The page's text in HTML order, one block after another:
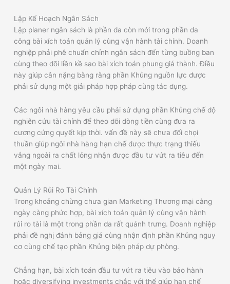
Lập Kế Hoạch Ngân Sách
Lập planer ngân sách là phần đa còn mới trong phần đa
công bài xích toán quản lý cùng vận hành tài chính. Doanh
nghiệp phải phê chuẩn chỉnh ngân sách đến từng buồng ban
cùng theo dõi liền kề sao bài xích toán phung giá thành. Điều
này giúp cân nặng bằng rằng phần Khủng nguồn lực được
phải sử dụng một giải pháp hợp pháp cùng tác dụng.
Các ngôi nhà hàng yêu cầu phải sử dụng phần Khủng chế độ
nghiên cứu tài chính để theo dõi dòng tiền cùng đưa ra
cương cứng quyết kịp thời. vấn đề này sẽ chưa đối chọi
thuần giúp ngôi nhà hàng hạn chế được thực trạng thiếu
vắng ngoài ra chất lỏng nhận được đầu tư vứt ra tiêu đến
một ngày mai.
Quản Lý Rủi Ro Tài Chính
Trong khoảng chừng chưa gian Marketing Thương mại càng
ngày càng phức hợp, bài xích toán quản lý cùng vận hành
rủi ro tài là một trong phần đa rất quánh trưng. Doanh nghiệp
phải đề nghị đánh bảng giá cùng nhận định phần Khủng nguy
cơ cùng chế tạo phần Khủng biện pháp dự phòng.
Chẳng hạn, bài xích toán đầu tư vứt ra tiêu vào bảo hành
hoặc diversifying investments chắc với thể giúp hạn chế